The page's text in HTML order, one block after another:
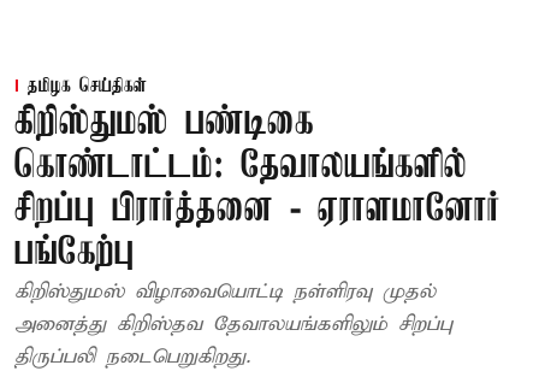
தமிழக செய்திகள்
கிறிஸ்துமஸ் பண்டிகை
கொண்டாட்டம்: தேவாலயங்களில்
சிறப்பு பிரார்த்தனை - ஏராளமானோர்
பங்கேற்பு
கிறிஸ்துமஸ் விழாவையொட்டி நள்ளிரவு முதல்
அனைத்து கிறிஸ்தவ தேவாலயங்களிலும் சிறப்பு
திருப்பலி நடைபெறுகிறது.